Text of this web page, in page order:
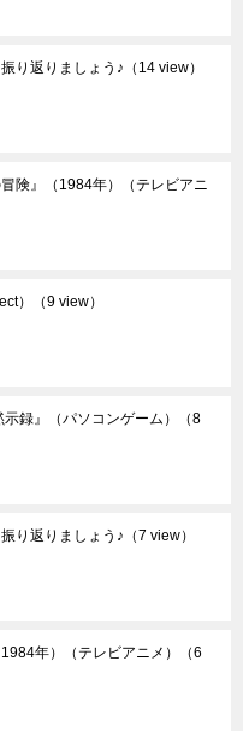
り返りましょう♪ （14 view）
冒険』（1984年）（テレビアニ
） （9 view）
録』（パソコンゲーム）
（8
り返りましょう♪ （7 view）
年）（テレビアニメ）
（6